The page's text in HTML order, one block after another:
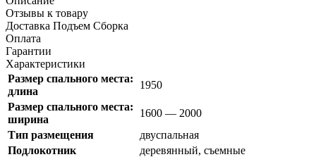
Отзывы к товару
Доставка Подъем Сборка
Оплата
Гарантии
Характеристики
Размер спального места:
длина
1950
Размер спального места:
ширина
1600 — 2000
Тип размещения
двуспальная
Подлокотник
деревянный, съемные